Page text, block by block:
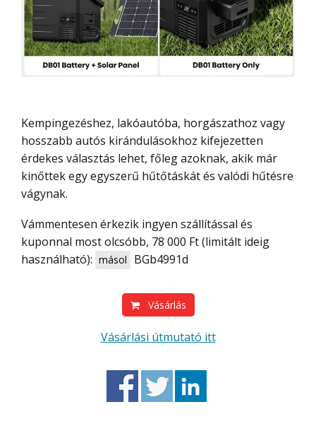
Kempingezéshez, lakóautóba, horgászathoz vagy
hosszabb autós kirándulásokhoz kifejezetten
érdekes választás lehet, főleg azoknak, akik már
kinőttek egy egyszerű hűtőtáskát és valódi hűtésre
vágynak.
Vámmentesen érkezik ingyen szállítással és
kuponnal most olcsóbb, 78 000 Ft (limitált ideig
használható): másol BGb4991d
Vásárlás
Vásárlási útmutató itt